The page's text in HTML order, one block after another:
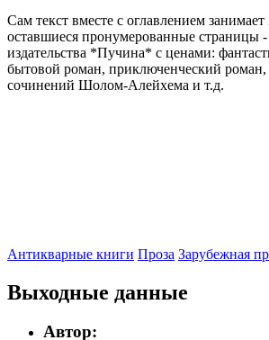
Сам текст вместе с оглавлением
оставшиеся пронумерованные страницы -
издательства *Пучина* с ценами:
бытовой роман, приключенческий роман,
сочинений Шолом-Алейхема и т.д.
Антикварные книги Проза Зарубежная
Выходные данные
Автор: